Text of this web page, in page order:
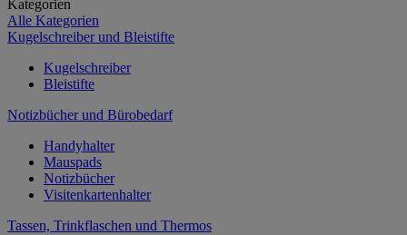
Kategorien
Alle Kategorien
Kugelschreiber und Bleistifte
Kugelschreiber
Bleistifte
Notizbücher und Bürobedarf
Handyhalter
Mauspads
Notizbücher
Visitenkartenhalter
Tassen, Trinkflaschen und Thermos